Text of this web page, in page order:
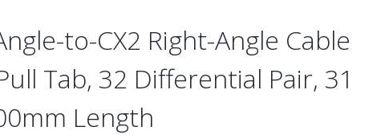
to-CX2 Right-Angle Cable
Tab, 32 Differential Pair, 31
Length